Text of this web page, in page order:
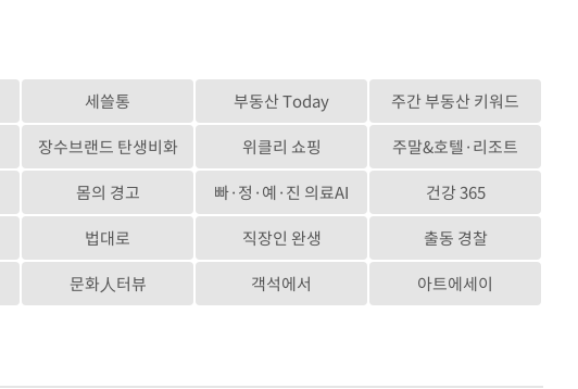
세쓸통 부동산 Today
주간 부동산 키워드
장수브랜드 탄생비화 위클리 쇼핑
주말&호텔·리조트
몸의 경고 빠·정·예·진 의료AI
건강 365
법대로 직장인 완생
출동 경찰
문화人터뷰 객석에서
아트에세이